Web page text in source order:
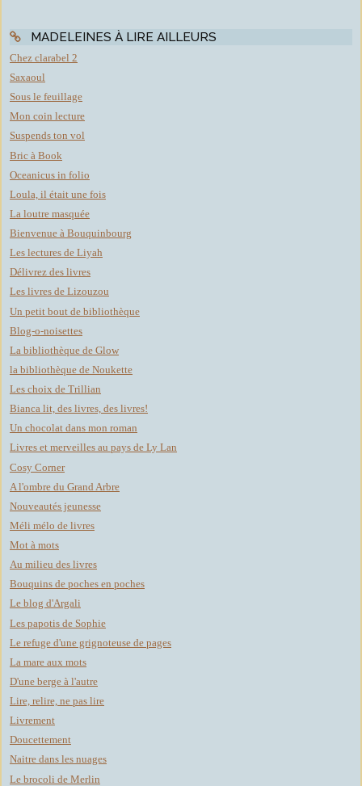
MADELEINES À LIRE AILLEURS
Chez clarabel 2
Saxaoul
Sous le feuillage
Mon coin lecture
Suspends ton vol
Bric à Book
Oceanicus in folio
Loula, il était une fois
La loutre masquée
Bienvenue à Bouquinbourg
Les lectures de Liyah
Délivrez des livres
Les livres de Lizouzou
Un petit bout de bibliothèque
Blog-o-noisettes
La bibliothèque de Glow
la bibliothèque de Noukette
Les choix de Trillian
Bianca lit, des livres, des livres!
Un chocolat dans mon roman
Livres et merveilles au pays de Ly Lan
Cosy Corner
A l'ombre du Grand Arbre
Nouveautés jeunesse
Méli mélo de livres
Mot à mots
Au milieu des livres
Bouquins de poches en poches
Le blog d'Argali
Les papotis de Sophie
Le refuge d'une grignoteuse de pages
La mare aux mots
D'une berge à l'autre
Lire, relire, ne pas lire
Livrement
Doucettement
Naitre dans les nuages
Le brocoli de Merlin